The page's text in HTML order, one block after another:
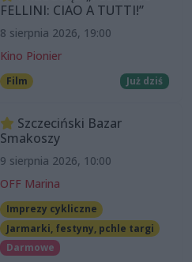
FELLINI: CIAO A TUTTI!”
8 sierpnia 2026, 19:00
Kino Pionier
Film Już dziś
Szczeciński Bazar
Smakoszy
9 sierpnia 2026, 10:00
OFF Marina
Imprezy cykliczne
Jarmarki, festyny, pchle targi
Darmowe